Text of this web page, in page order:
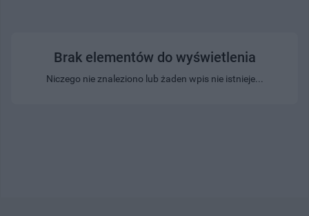
Brak elementów do wyświetlenia
Niczego nie znaleziono lub żaden wpis nie istnieje...